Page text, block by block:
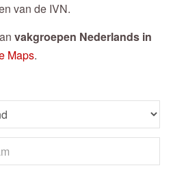
van de IVN.
vakgroepen Nederlands in
Maps.